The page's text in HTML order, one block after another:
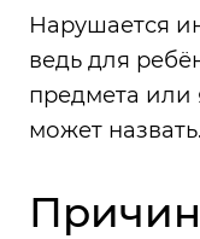
Нарушается
ведь для
предмета или
может назвать.